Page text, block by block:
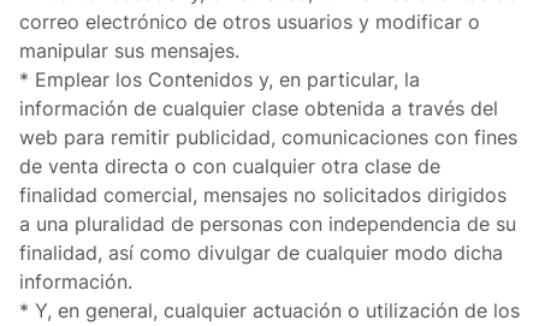
correo electrónico de otros usuarios y modificar o
manipular sus mensajes.
* Emplear los Contenidos y, en particular, la
información de cualquier clase obtenida a través del
web para remitir publicidad, comunicaciones con fines
de venta directa o con cualquier otra clase de
finalidad comercial, mensajes no solicitados dirigidos
a una pluralidad de personas con independencia de su
finalidad, así como divulgar de cualquier modo dicha
información.
* Y, en general, cualquier actuación o utilización de los